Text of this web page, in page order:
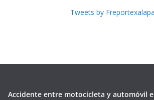
Tweets by Freportexalapa
Accidente entre motocicleta y automóvil